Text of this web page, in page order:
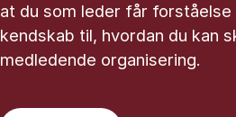
at du som leder får
kendskab til, hvordan du kan
medledende organisering.